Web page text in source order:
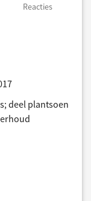
Reacties
deel plantsoen